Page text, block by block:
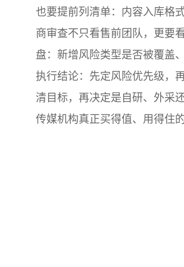
也要提前列清单：内容入库格
商审查不只看售前团队，更要
盘：新增风险类型是否被覆盖
执行结论：先定风险优先级，
清目标，再决定是自研、外采
传媒机构真正买得值、用得住